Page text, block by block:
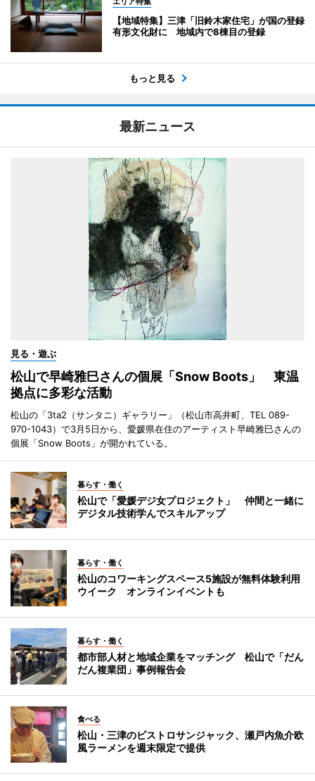
【地域特集】三津「旧鈴木家住宅」が国の登録
有形文化財に 地域内で8棟目の登録
もっと見る
最新ニュース
見る・遊ぶ
松山で早崎雅巳さんの個展「Snow Boots」 東温
拠点に多彩な活動
松山の「3ta2（サンタニ）ギャラリー」（松山市高井町、TEL 089-
970-1043）で3月5日から、愛媛県在住のアーティスト早崎雅巳さんの
個展「Snow Boots」が開かれている。
暮らす・働く
松山で「愛媛デジ女プロジェクト」 仲間と一緒に
デジタル技術学んでスキルアップ
暮らす・働く
松山のコワーキングスペース5施設が無料体験利用
ウイーク オンラインイベントも
暮らす・働く
都市部人材と地域企業をマッチング 松山で「だん
だん複業団」事例報告会
食べる
松山・三津のビストロサンジャック、瀬戸内魚介欧
風ラーメンを週末限定で提供